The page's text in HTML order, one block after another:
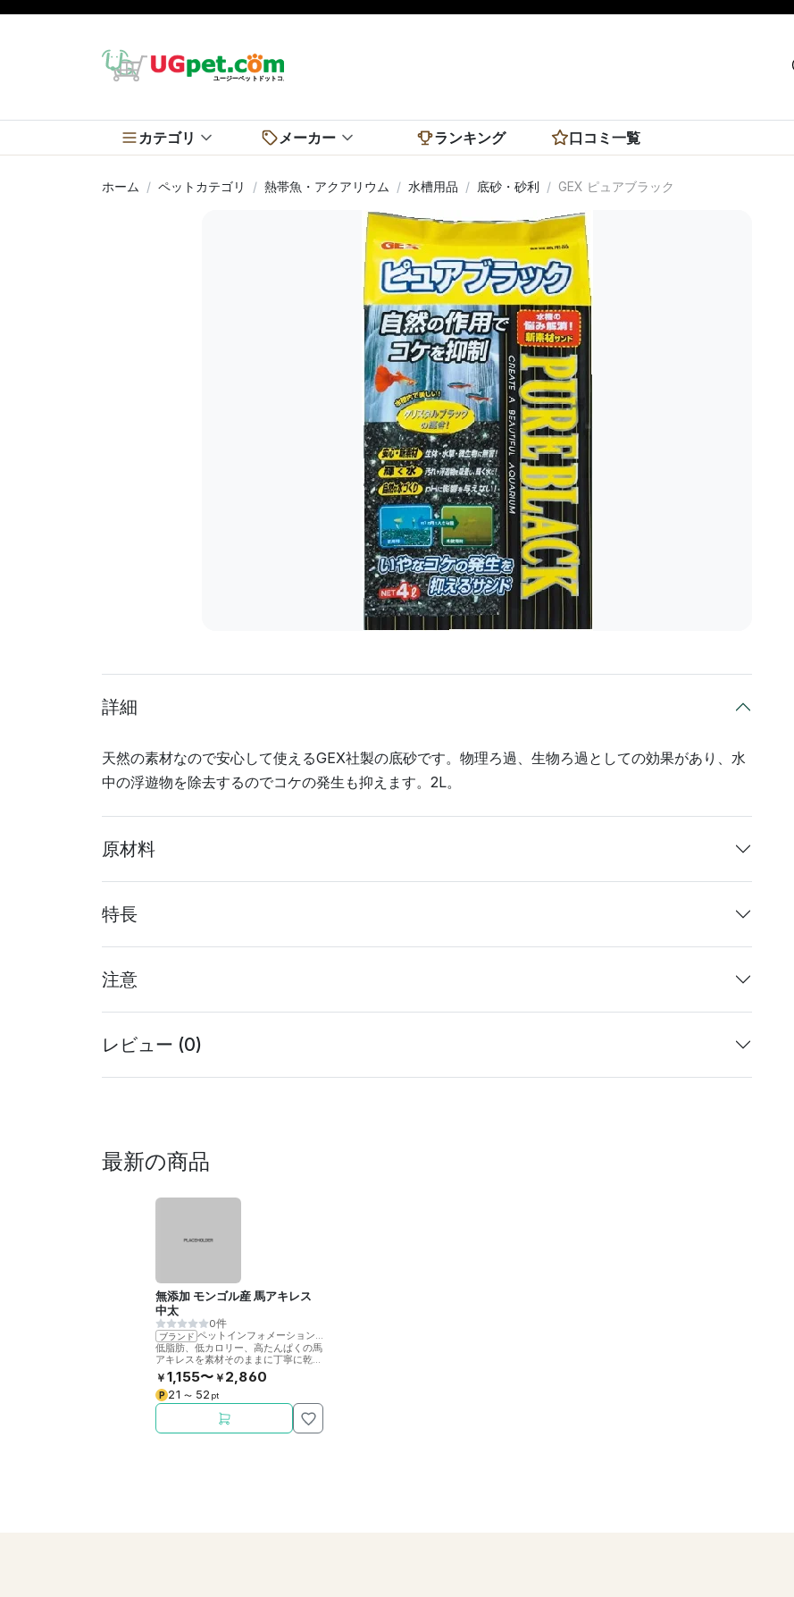
カテゴリ メーカー ランキング 口コミ一覧
ホーム ペットカテゴリ 熱帯魚・アクアリウム 水槽用品 底砂・砂利 GEX ピュアブラック
詳細
天然の素材なので安心して使えるGEX社製の底砂です。物理ろ過、生物ろ過としての効果があり、水
中の浮遊物を除去するのでコケの発生も抑えます。2L。
原材料
特長
注意
レビュー (0)
最新の商品
無添加 モンゴル産 馬アキレス
中太
0件
ブランド
ペットインフォメーションラック
低脂肪、低カロリー、高たんぱくの馬
アキレスを素材そのままに丁寧に乾燥
させました。噛むことで歯の健康をサ
ポート。
￥ 1,155〜 ￥ 2,860
P 21 〜 52 pt